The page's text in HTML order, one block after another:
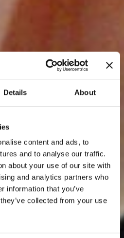
Details About
content and ads, to
and to analyse our traffic.
about your use of our site with
and analytics partners who
information that you’ve
collected from your use